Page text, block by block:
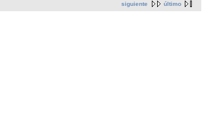
siguiente último